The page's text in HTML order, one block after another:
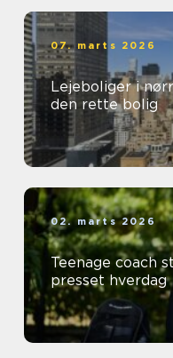
07. marts 2026
Lejeboliger i nørresundby
den rette bolig
02. marts 2026
Teenage coach støtte til unge i en
presset hverdag